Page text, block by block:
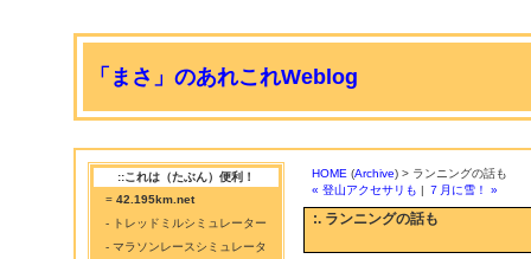
「まさ」のあれこれWeblog
::これは（たぶん）便利！
= 42.195km.net
- トレッドミルシミュレーター
- マラソンレースシミュレータ
HOME (Archive) > ランニングの話も
« 登山アクセサリも | ７月に雪！ »
:. ランニングの話も